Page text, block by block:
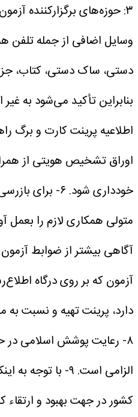
۳: حوزه‌های برگزارکننده
وسایل اضافی از جمله تلفن
دستی، ساک دستی، کتاب،
بنابراین تأکید می‌شود به غیر
اطلاعیه پرینت کارت و برگ
اوراق تشخیص هویتی از
خودداری شود. ۶- برای
متولی همکاری لازم را بعمل
آگاهی بیشتر از ضوابط
آزمون که بر روی درگاه
دارد، پرینت تهیه و نسبت به
۸- رعایت پوشش اسلامی در
الزامی است. ۹- با توجه به
کشور در جهت بهبود و ارتقاء